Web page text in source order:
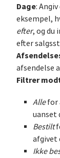
Dage:
eksempel,
efter, og du
efter
afsendelse
Filtrer
Allefor
uanset
Bestilt
afgivet
Ikke